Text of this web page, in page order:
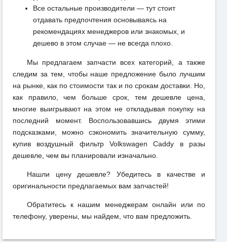
Все остальные производители — тут стоит
отдавать предпочтения основываясь на
рекомендациях менеджеров или знакомых, и
дешево в этом случае — не всегда плохо.
Мы предлагаем запчасти всех категорий, а также
следим за тем, чтобы наше предложение было лучшим
на рынке, как по стоимости так и по срокам доставки. Но,
как правило, чем больше срок, тем дешевле цена,
многие выигрывают на этом не откладывая покупку на
последний момент. Воспользовавшись двумя этими
подсказками, можно сэкономить значительную сумму,
купив воздушный фильтр Volkswagen Caddy в разы
дешевле, чем вы планировали изначально.
Нашли цену дешевле? Убедитесь в качестве и
оригинальности предлагаемых вам запчастей!
Обратитесь к нашим менеджерам онлайн или по
телефону, уверены, мы найдем, что вам предложить.